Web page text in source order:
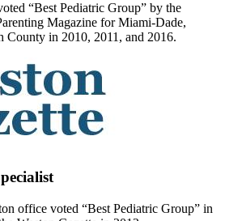
“Best Pediatric Group” by the
Magazine for Miami-Dade,
County in 2010, 2011, and 2016.
office voted “Best Pediatric Group” in